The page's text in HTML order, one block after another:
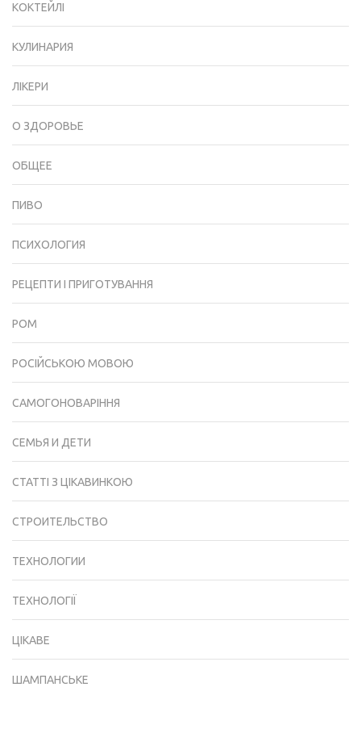
КОКТЕЙЛІ
КУЛИНАРИЯ
ЛІКЕРИ
О ЗДОРОВЬЕ
ОБЩЕЕ
ПИВО
ПСИХОЛОГИЯ
РЕЦЕПТИ І ПРИГОТУВАННЯ
РОМ
РОСІЙСЬКОЮ МОВОЮ
САМОГОНОВАРІННЯ
СЕМЬЯ И ДЕТИ
СТАТТІ З ЦІКАВИНКОЮ
СТРОИТЕЛЬСТВО
ТЕХНОЛОГИИ
ТЕХНОЛОГІЇ
ЦІКАВЕ
ШАМПАНСЬКЕ